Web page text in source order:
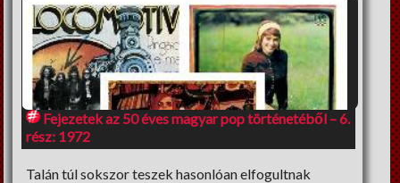
Fejezetek az 50 éves magyar pop történetéből – 6.
rész: 1972
Talán túl sokszor teszek hasonlóan elfogultnak